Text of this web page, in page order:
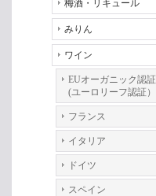
梅酒・リキュール
みりん
ワイン
EUオーガニック認証
(ユーロリーフ認証）
フランス
イタリア
ドイツ
スペイン